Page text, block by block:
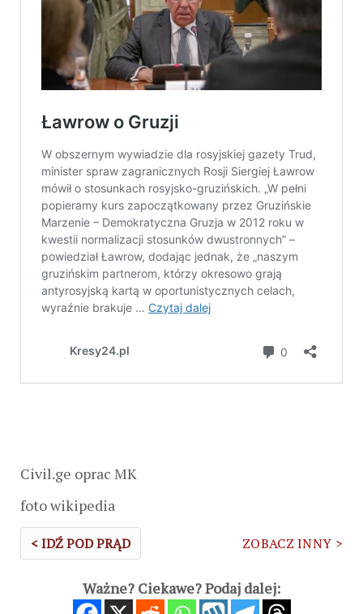
Civil.ge oprac MK
foto wikipedia
< IDŹ POD PRĄD ZOBACZ INNY >
Ważne? Ciekawe? Podaj dalej: